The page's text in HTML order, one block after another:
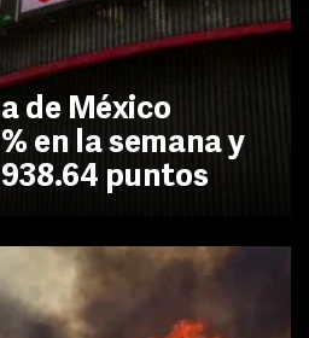
de México
en la semana y
puntos